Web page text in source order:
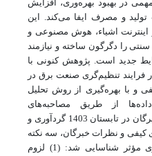
در بهبود بهره‌وری، افزایش
تولید و مصرف ایفا می‌کند. این
اینترنت اشیاء، هوش مصنوعی و
را دگرگون ساخته و نیازمند
جدید است. پژوهش کنونی با
تنظیم‌گری صنعت برق در
و با بهره‌گیری از روش تحلیل
از طریق مصاحبه‌های
نیمه‌ساختاریافته با هشت نفر از خبرگان در تابستان 1403 گردآوری و
کیفی و نظرات خبرگان، سه نکته
کلیدی به‌عنوان الزامات تنظیم‌گری مؤثر شناسایی شد: (1) لزوم